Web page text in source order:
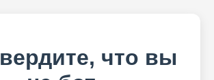
что вы